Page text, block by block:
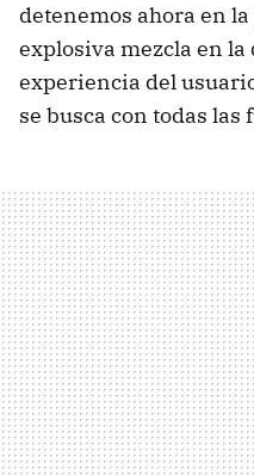
detenemos ahora en la
explosiva mezcla en
experiencia del
se busca con todas las